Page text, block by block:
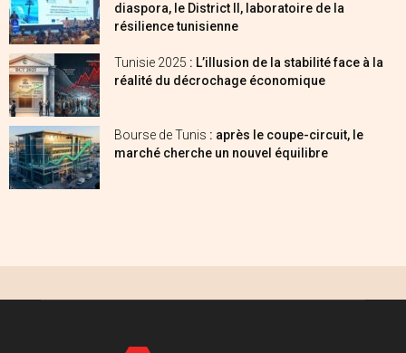
diaspora, le District II, laboratoire de la
résilience tunisienne
Tunisie 2025 : L’illusion de la stabilité face à la
réalité du décrochage économique
Bourse de Tunis : après le coupe-circuit, le
marché cherche un nouvel équilibre